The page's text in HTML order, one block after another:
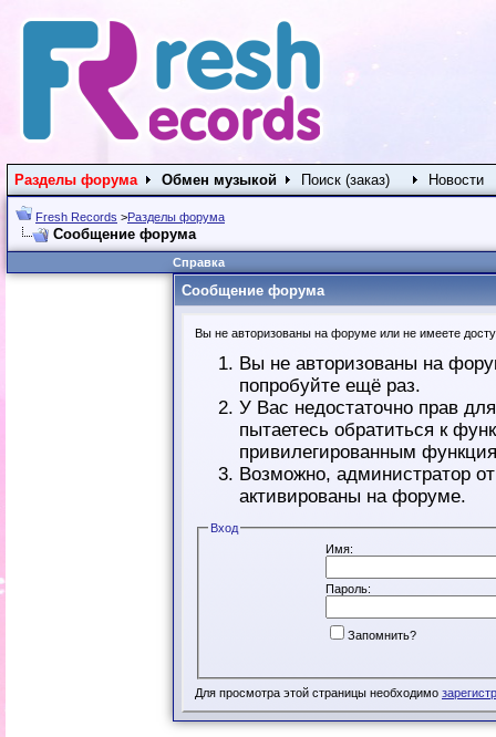
Разделы форума Обмен музыкой Поиск (заказ) Новости
Fresh Records >Разделы форума
Сообщение форума
Справка
Сообщение форума
Вы не авторизованы на форуме или не имеете
Вы не авторизованы на
попробуйте ещё раз.
У Вас недостаточно прав
пытаетесь обратиться к
привилегированным
Возможно, администратор
активированы на форуме.
Вход
Имя:
Пароль:
Запомнить?
Для просмотра этой страницы необходимо